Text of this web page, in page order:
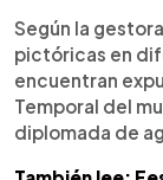
Según la
pictóricas en
encuentran
Temporal del
diplomada de